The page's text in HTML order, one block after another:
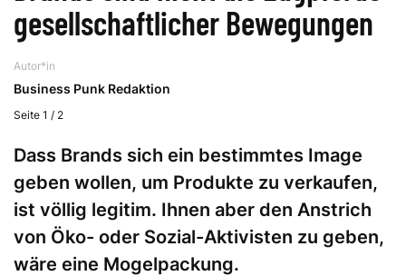
gesellschaftlicher Bewegungen
Autor*in
Business Punk Redaktion
Seite 1 / 2
Dass Brands sich ein bestimmtes Image
geben wollen, um Produkte zu verkaufen,
ist völlig legitim. Ihnen aber den Anstrich
von Öko- oder Sozial-Aktivisten zu geben,
wäre eine Mogelpackung.